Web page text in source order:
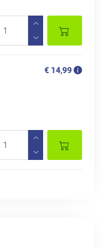
€ 14,99